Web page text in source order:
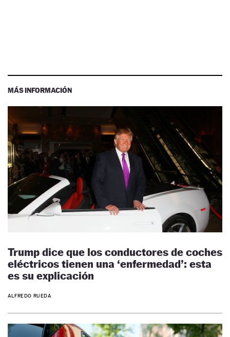
MÁS INFORMACIÓN
Trump dice que los conductores de coches
eléctricos tienen una ‘enfermedad’: esta
es su explicación
ALFREDO RUEDA